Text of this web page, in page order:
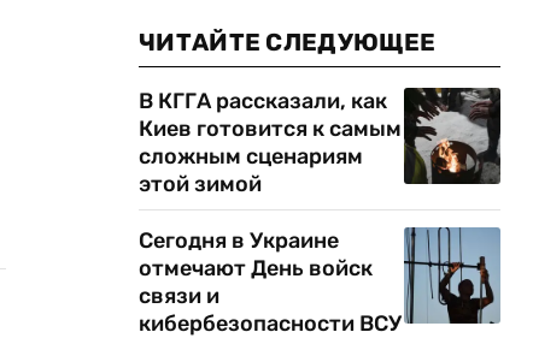
ЧИТАЙТЕ СЛЕДУЮЩЕЕ
В КГГА рассказали, как
Киев готовится к самым
сложным сценариям
этой зимой
Сегодня в Украине
отмечают День войск
связи и
кибербезопасности ВСУ